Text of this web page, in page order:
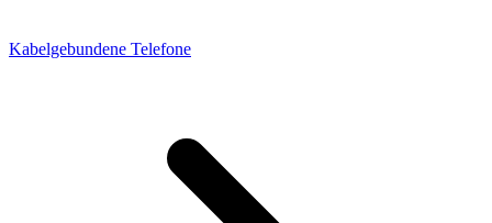
Kabelgebundene Telefone